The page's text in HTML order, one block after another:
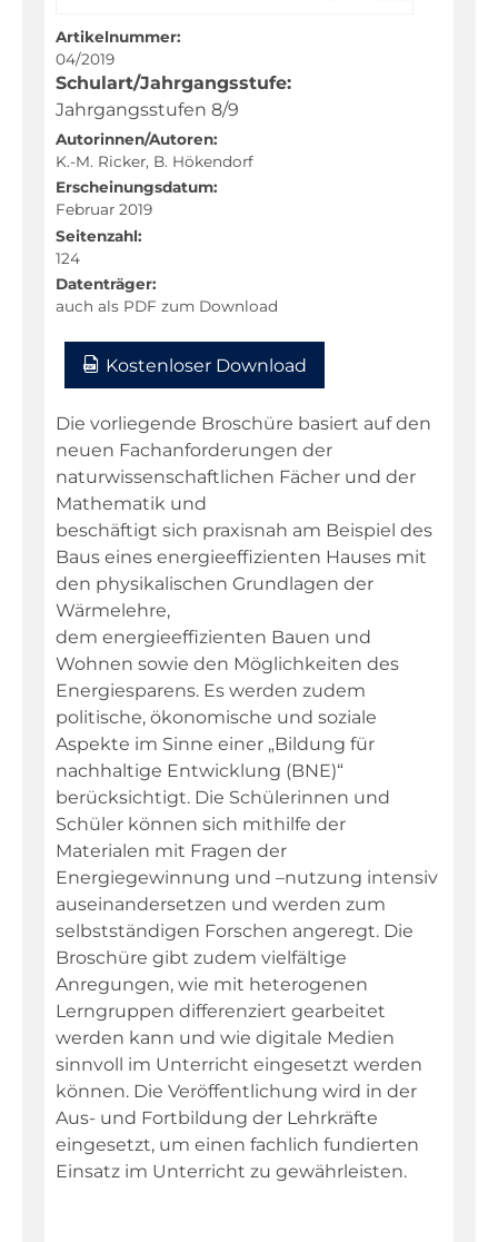
Geschichte
Kunst
Latein
Mathematik
Musik
Naturwissenschaften
Niederdeutsch
Philosophie
Physik
Religion
Sachunterricht
Sport
Technik
Textillehre
Weltkunde
Wirtschaft/Politik
Warenkorb
Kontakt
Fachportal
Artikelnummer:
04/2019
Schulart/Jahrgangsstufe:
Jahrgangsstufen 8/9
Autorinnen/Autoren:
K.-M. Ricker, B. Hökendorf
Erscheinungsdatum:
Februar 2019
Seitenzahl:
124
Datenträger:
auch als PDF zum Download
Kostenloser Download
Die vorliegende Broschüre basiert auf den
neuen Fachanforderungen der
naturwissenschaftlichen Fächer und der
Mathematik und
beschäftigt sich praxisnah am Beispiel des
Baus eines energieeffizienten Hauses mit
den physikalischen Grundlagen der
Wärmelehre,
dem energieeffizienten Bauen und
Wohnen sowie den Möglichkeiten des
Energiesparens. Es werden zudem
politische, ökonomische und soziale
Aspekte im Sinne einer „Bildung für
nachhaltige Entwicklung (BNE)“
berücksichtigt. Die Schülerinnen und
Schüler können sich mithilfe der
Materialen mit Fragen der
Energiegewinnung und –nutzung intensiv
auseinandersetzen und werden zum
selbstständigen Forschen angeregt. Die
Broschüre gibt zudem vielfältige
Anregungen, wie mit heterogenen
Lerngruppen differenziert gearbeitet
werden kann und wie digitale Medien
sinnvoll im Unterricht eingesetzt werden
können. Die Veröffentlichung wird in der
Aus- und Fortbildung der Lehrkräfte
eingesetzt, um einen fachlich fundierten
Einsatz im Unterricht zu gewährleisten.